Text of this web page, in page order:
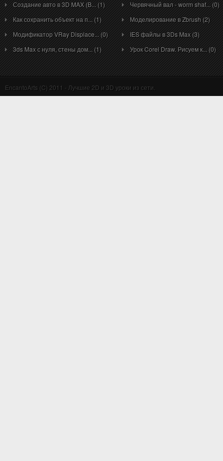
Создание авто в 3D MAX (B... (1)
Как сохранить объект на п... (1)
Модификатор VRay Displace... (0)
3ds Max с нуля, стены дом... (1)
Червячный вал - worm shaf... (0)
Моделирование в Zbrush (2)
IES файлы в 3Ds Max (3)
Урок Corel Draw. Рисуем к... (0)
EncantoArts (C) 2011 - Лучшие 2D и 3D уроки из сети.